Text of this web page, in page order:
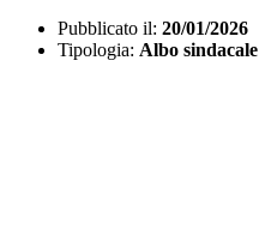
Pubblicato il: 20/01/2026
Tipologia: Albo sindacale